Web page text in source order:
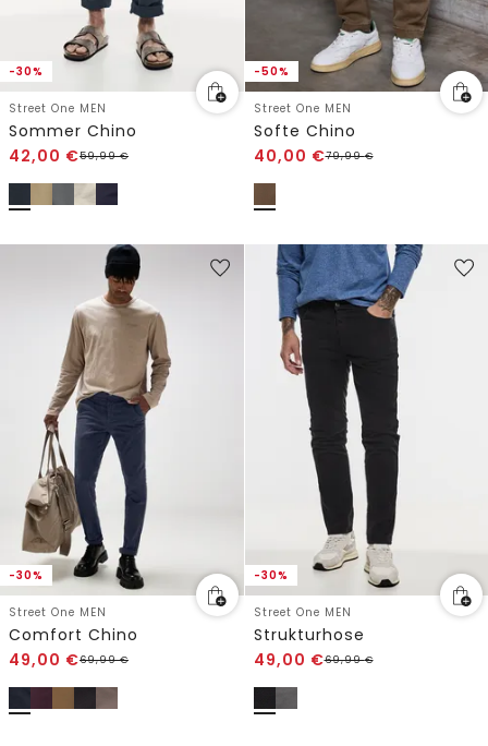
-30%
Street One MEN
Sommer Chino
42,00 €59,99€
-50%
Street One MEN
Softe Chino
40,00 €79,99€
-30%
Street One MEN
Comfort Chino
49,00 €69,99€
-30%
Street One MEN
Strukturhose
49,00 €69,99€